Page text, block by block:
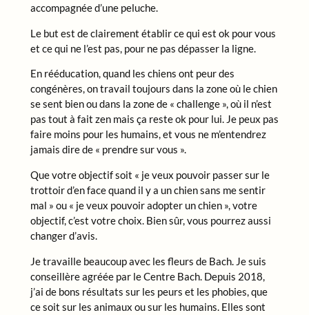
accompagnée d’une peluche.
Le but est de clairement établir ce qui est ok pour vous
et ce qui ne l’est pas, pour ne pas dépasser la ligne.
En rééducation, quand les chiens ont peur des
congénères, on travail toujours dans la zone où le chien
se sent bien ou dans la zone de « challenge », où il n’est
pas tout à fait zen mais ça reste ok pour lui. Je peux pas
faire moins pour les humains, et vous ne m’entendrez
jamais dire de « prendre sur vous ».
Que votre objectif soit « je veux pouvoir passer sur le
trottoir d’en face quand il y a un chien sans me sentir
mal » ou « je veux pouvoir adopter un chien », votre
objectif, c’est votre choix. Bien sûr, vous pourrez aussi
changer d’avis.
Je travaille beaucoup avec les fleurs de Bach. Je suis
conseillère agréée par le Centre Bach. Depuis 2018,
j’ai de bons résultats sur les peurs et les phobies, que
ce soit sur les animaux ou sur les humains. Elles sont